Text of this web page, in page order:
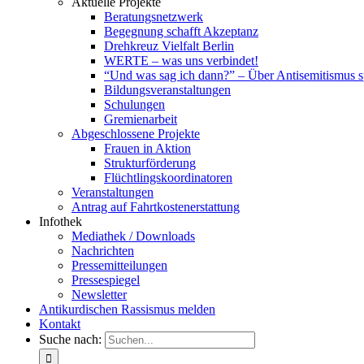
Beratungsnetzwerk
Begegnung schafft Akzeptanz
Drehkreuz Vielfalt Berlin
WERTE – was uns verbindet!
“Und was sag ich dann?” – Über Antisemitismus
Bildungsveranstaltungen
Schulungen
Gremienarbeit
Abgeschlossene Projekte
Frauen in Aktion
Strukturförderung
Flüchtlingskoordinatoren
Veranstaltungen
Antrag auf Fahrtkostenerstattung
Infothek
Mediathek / Downloads
Nachrichten
Pressemitteilungen
Pressespiegel
Newsletter
Antikurdischen Rassismus melden
Kontakt
Suche nach: